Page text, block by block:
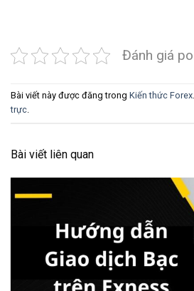
Đánh giá
Bài viết này được đăng trong Kiến thức Forex
trực.
Bài viết liên quan